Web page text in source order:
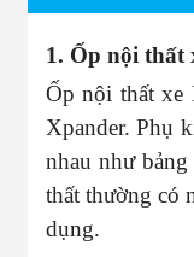
1. Ốp nội thất
Ốp nội thất xe
Xpander. Phụ
nhau như
thất thường có
dụng.